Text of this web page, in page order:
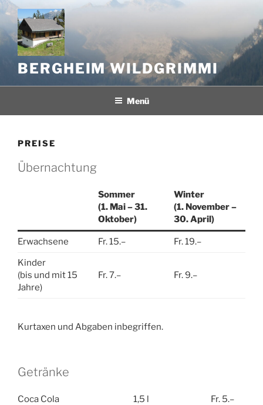
Zum
Inhalt
springen
BERGHEIM WILDGRIMMI
Menü
PREISE
Übernachtung
Sommer
(1. Mai – 31.
Oktober)
Winter
(1. November –
30. April)
Erwachsene Fr. 15.–
Fr. 19.–
Kinder
(bis und mit 15
Jahre)
Fr. 7.– Fr. 9.–
Kurtaxen und Abgaben inbegriffen.
Getränke
Coca Cola 1,5 l
Fr. 5.–